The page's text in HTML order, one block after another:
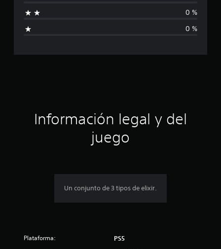
a
f
a
0 %
0 %
Información legal y del
juego
Un conjunto de 3 tipos de elixir.
Plataforma: PS5